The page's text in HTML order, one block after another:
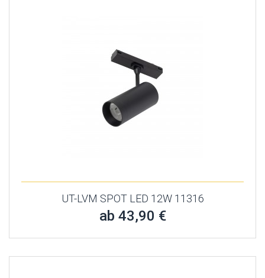
UT-LVM SPOT LED 12W 11316
ab 43,90 €